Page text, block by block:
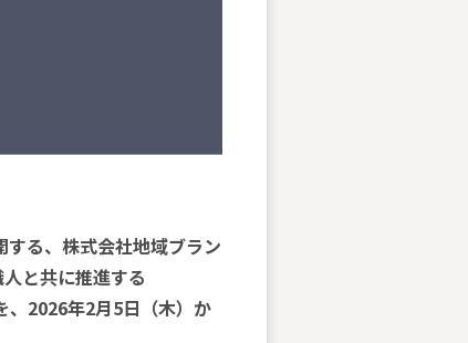
する、株式会社地域ブラン
と共に推進する
2026年2月5日（木）か